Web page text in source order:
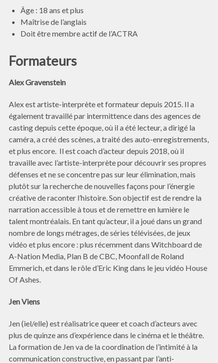
Âge : 18 ans et plus
Maîtrise de l’anglais
Doit être membre actif de l’ACTRA
Formateurs
Alex Gravenstein
Alex est artiste-interprète et formateur depuis 2015. Il a
également travaillé par intermittence dans des agences de
casting depuis cette époque, où il a été lecteur, a dirigé la
caméra, a créé des scènes, a traité des auto-enregistrements,
et plus encore. Il est coach d’acteur depuis 2018, où il
travaille avec l’artiste-interprète pour découvrir ses propres
défenses et ne se concentre pas sur leur élimination, mais
plutôt sur la recherche de nouvelles façons pour l’énergie
créative de raconter l’histoire. Son objectif est de rendre la
narration accessible à tous et de remettre en lumière le
talent montréalais. En tant qu’acteur, il a joué dans un grand
nombre de longs métrages, de séries télévisées, de jeux
vidéo et plus encore : plus récemment dans Witchboard de
A-Nation Media, Plan B de CBC, Moonfall de Roland
Emmerich, et dans le rôle d’Eric King dans le jeu vidéo House
Of Ashes.
Jen Viens
Jen (iel/elle) est réalisatrice queer et coach d’acteurs avec
plus de quinze ans d’expérience dans le cinéma et le théâtre.
La formation de Jen va de la coordination de l’intimité à la
communication constructive, en passant par l’anti-